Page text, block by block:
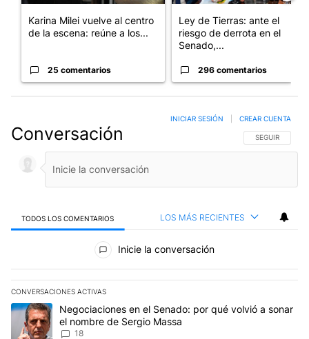
Karina Milei vuelve al centro
de la escena: reúne a los...
25 comentarios
Ley de Tierras: ante el
riesgo de derrota en el
Senado,...
296 comentarios
Conversación SIGA ESTA
SEGUIR
INICIAR SESIÓN CREAR CUENTA
TODOS LOS COMENTARIOS LOS MÁS RECIENTES
Todos los comentarios
Inicie la conversación
CONVERSACIONES ACTIVAS
Este listado muestra los artículos con más comentarios en los
Un artículo de tendencia con el título "Negociaciones en el
Negociaciones en el Senado: por qué volvió a sonar
el nombre de Sergio Massa
18